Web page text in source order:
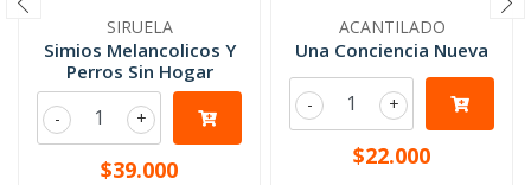
SIRUELA
Simios Melancolicos Y
Perros Sin Hogar
+
-
$39.000
ACANTILADO
Una Conciencia Nueva
+
-
$22.000